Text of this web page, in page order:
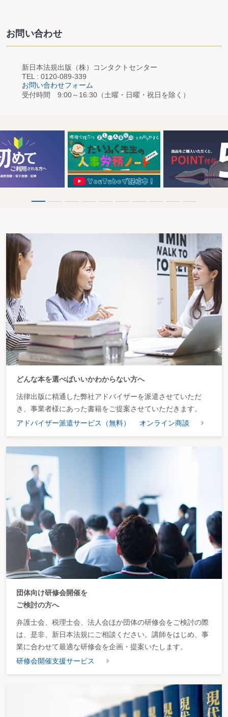
お問い合わせ
新日本法規出版（株）コンタクトセンター
TEL : 0120-089-339
お問い合わせフォーム
受付時間 9:00～16:30（土曜・日曜・祝日を除く）
どんな本を選べばいいかわからない方へ
法律出版に精通した弊社アドバイザーを派遣させていただ
き、事業者様にあった書籍をご提案させていただきます。
アドバイザー派遣サービス（無料）
オンライン商談
団体向け研修会開催を
ご検討の方へ
弁護士会、税理士会、法人会ほか団体の研修会をご検討の際
は、是非、新日本法規にご相談ください。講師をはじめ、事
業に合わせて最適な研修会を企画・提案いたします。
研修会開催支援サービス